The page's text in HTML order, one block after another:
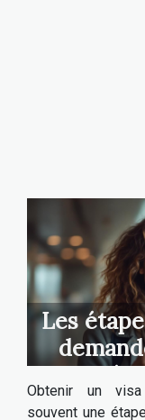
Les
Obtenir un
souvent une